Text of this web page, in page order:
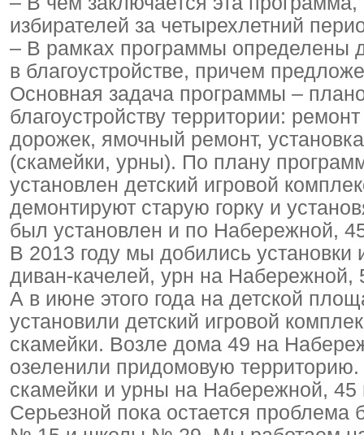
избирателей за четырехлетний
– В рамках программы определены
в благоустройстве, причем
Основная задача программы –
благоустройству территории:
дорожек, ямочный ремонт,
(скамейки, урны). По плану
установлен детский игровой
демонтируют старую горку и
был установлен и по Набережной,
В 2013 году мы добились установки
диван-качелей, урн на Набережной,
А в июне этого года на детской
установили детский игровой
скамейки. Возле дома 49 на
озеленили придомовую
скамейки и урны на Набережной, 45
Серьезной пока остается проблема